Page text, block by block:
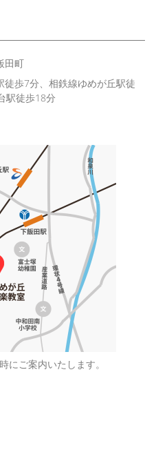
田町
徒歩7分、相鉄線ゆめが丘駅徒
駅徒歩18分
にご案内いたします。